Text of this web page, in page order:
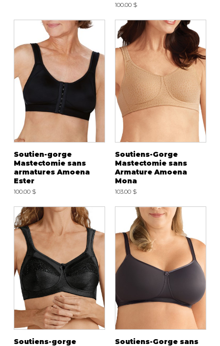
100.00 $
Soutien-gorge
Mastectomie sans
armatures Amoena
Ester
100.00 $
Soutiens-Gorge
Mastectomie sans
Armature Amoena
Mona
103.00 $
Soutiens-gorge
Soutiens-Gorge sans